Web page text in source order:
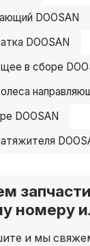
DOOSAN
DOOSAN
в сборе
DOOSAN
номеру
и мы